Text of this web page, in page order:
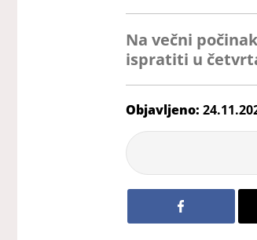
Na večni
ispratiti u
Objavljeno:
Vanja
Pejić